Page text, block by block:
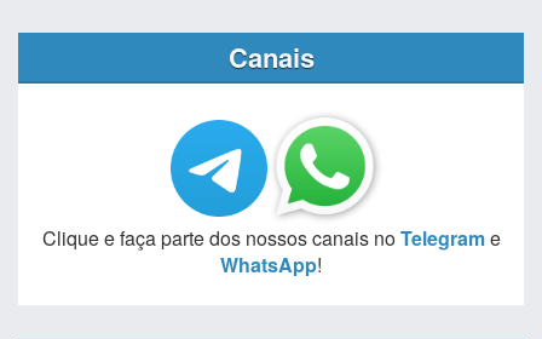
Canais
Clique e faça parte dos nossos canais noTelegrame
WhatsApp!